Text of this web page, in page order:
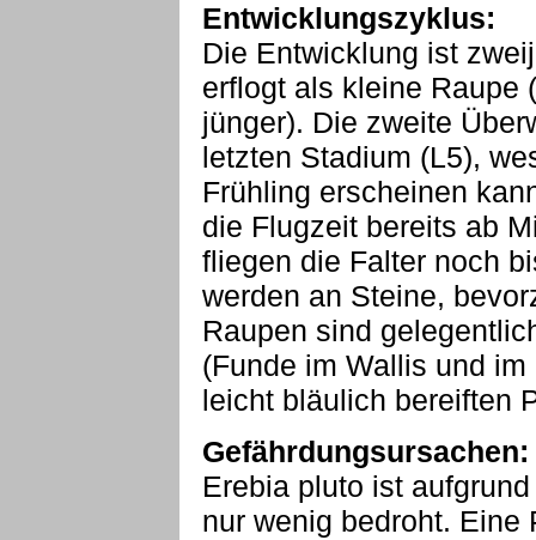
Entwicklungszyklus:
Die Entwicklung ist
erflogt als kleine Raupe
jünger). Die zweite
letzten Stadium (L5),
Frühling erscheinen
die Flugzeit bereits ab
fliegen die Falter noch
werden an Steine,
Raupen sind
(Funde im Wallis und
leicht bläulich bereiften
Gefährdungsursachen:
Erebia pluto ist
nur wenig bedroht. Eine